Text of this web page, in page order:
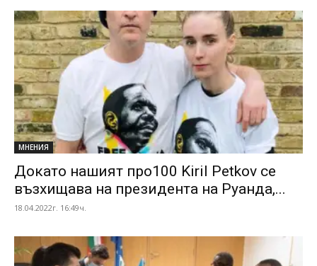
МНЕНИЯ
Докато нашият про100 Kiril Petkov се
възхищава на президента на Руанда,...
18.04.2022г. 16:49ч.